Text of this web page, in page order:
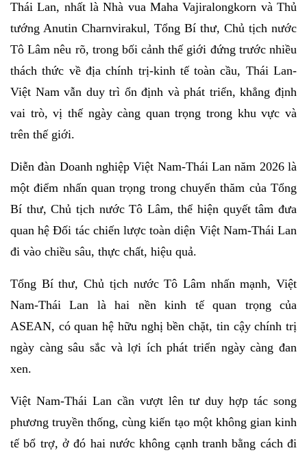
Thái Lan, nhất là Nhà vua Maha Vajiralongkorn và Thủ
tướng Anutin Charnvirakul, Tổng Bí thư, Chủ tịch nước
Tô Lâm nêu rõ, trong bối cảnh thế giới đứng trước nhiều
thách thức về địa chính trị-kinh tế toàn cầu, Thái Lan-
Việt Nam vẫn duy trì ổn định và phát triển, khẳng định
vai trò, vị thế ngày càng quan trọng trong khu vực và
trên thế giới.
Diễn đàn Doanh nghiệp Việt Nam-Thái Lan năm 2026 là
một điểm nhấn quan trọng trong chuyến thăm của Tổng
Bí thư, Chủ tịch nước Tô Lâm, thể hiện quyết tâm đưa
quan hệ Đối tác chiến lược toàn diện Việt Nam-Thái Lan
đi vào chiều sâu, thực chất, hiệu quả.
Tổng Bí thư, Chủ tịch nước Tô Lâm nhấn mạnh, Việt
Nam-Thái Lan là hai nền kinh tế quan trọng của
ASEAN, có quan hệ hữu nghị bền chặt, tin cậy chính trị
ngày càng sâu sắc và lợi ích phát triển ngày càng đan
xen.
Việt Nam-Thái Lan cần vượt lên tư duy hợp tác song
phương truyền thống, cùng kiến tạo một không gian kinh
tế bổ trợ, ở đó hai nước không cạnh tranh bằng cách đi